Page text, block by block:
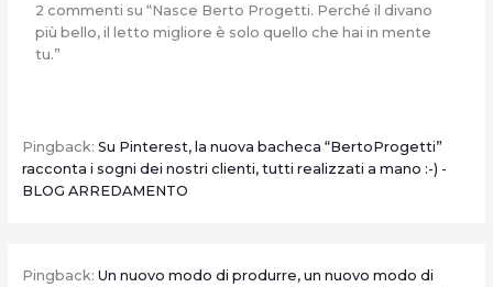
2 commenti su “Nasce Berto Progetti. Perché il divano
più bello, il letto migliore è solo quello che hai in mente
tu.”
Pingback: Su Pinterest, la nuova bacheca “BertoProgetti”
racconta i sogni dei nostri clienti, tutti realizzati a mano :-) -
BLOG ARREDAMENTO
Pingback: Un nuovo modo di produrre, un nuovo modo di